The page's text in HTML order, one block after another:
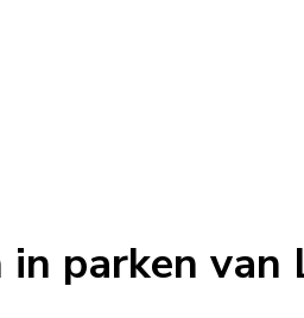
in parken van